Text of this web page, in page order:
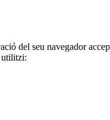
del seu navegador
utilitzi: